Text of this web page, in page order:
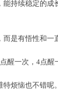
持续稳定的成
是有悟性和一
醒一次，4点醒
烦恼也不错呢。